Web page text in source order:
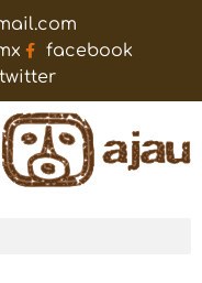
facebook
twitter